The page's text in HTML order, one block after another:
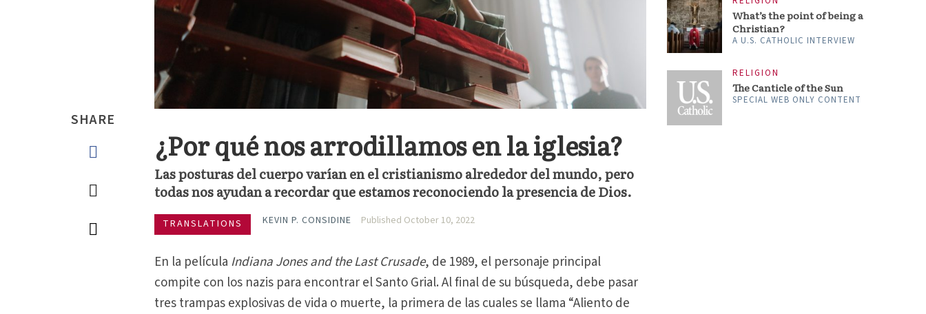
SHARE
¿Por qué nos arrodillamos en la iglesia?
Las posturas del cuerpo varían en el cristianismo alrededor del mundo, pero
todas nos ayudan a recordar que estamos reconociendo la presencia de Dios.
TRANSLATIONS KEVIN P. CONSIDINE Published October 10, 2022
En la película Indiana Jones and the Last Crusade, de 1989, el personaje principal
compite con los nazis para encontrar el Santo Grial. Al final de su búsqueda, debe pasar
tres trampas explosivas de vida o muerte, la primera de las cuales se llama “Aliento de
What’s the point of being a
Christian?
A U.S. CATHOLIC INTERVIEW
RELIGION
The Canticle of the Sun
SPECIAL WEB ONLY CONTENT